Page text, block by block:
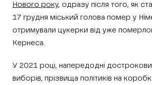
Нового року, одразу після того, як
17 грудня міський голова помер у
отримували цукерки від уже
Кернеса.
У 2021 році, напередодні
виборів, прізвища політиків на